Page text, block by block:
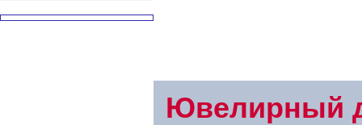
Ювелирный